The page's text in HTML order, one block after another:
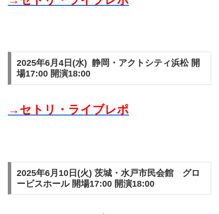
2025年6月4日(水) 静岡・アクトシティ浜松 開
場17:00 開演18:00
→セトリ・ライブレポ
2025年6月10日(火) 茨城・水戸市民会館 グロ
ービスホール 開場17:00 開演18:00